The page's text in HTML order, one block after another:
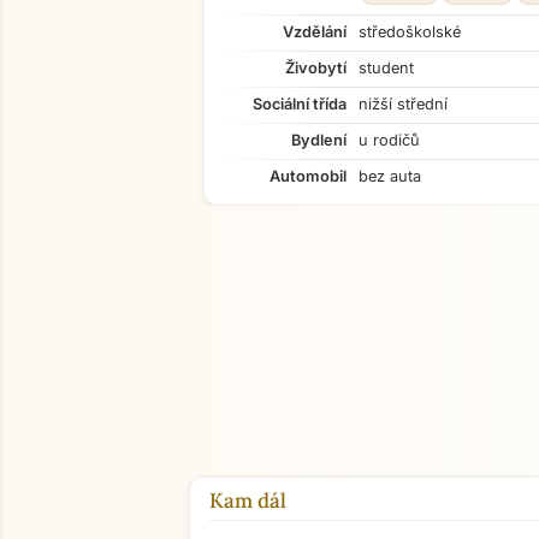
Vzdělání
středoškolské
Živobytí
student
Sociální třída
nižší střední
Bydlení
u rodičů
Automobil
bez auta
Kam dál